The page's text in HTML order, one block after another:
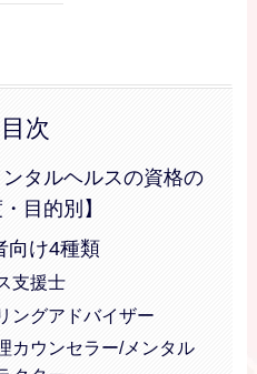
目次
ンタルヘルスの資格の
目的別】
向け4種類
支援士
ングアドバイザー
カウンセラー/メンタル